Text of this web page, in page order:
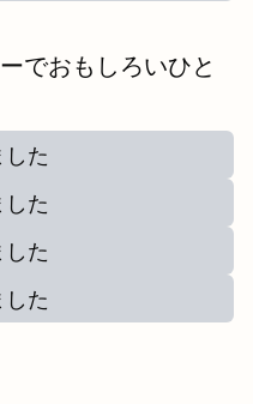
でおもしろいひと
た
た
た
た